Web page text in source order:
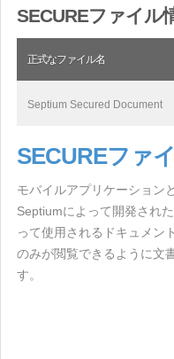
SECUREファイル
正式なファイル名
Septium Secured Document
SECUREファ
モバイルアプリケーション
Septiumによって開発され
って使用されるドキュメン
のみが閲覧できるように文
す。